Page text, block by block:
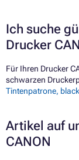
Ich suche
Drucker
Für Ihren Drucker
schwarzen
Tintenpatrone,
Artikel auf
CANON